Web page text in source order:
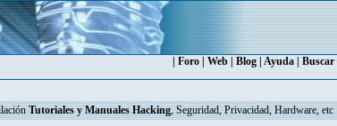
Foro| Web| Blog| Ayuda| Buscar|
Tutoriales y Manuales Hacking, Seguridad, Privacidad, Hardware, etc